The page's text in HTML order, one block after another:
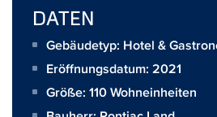
DATEN
Gebäudetyp: Hotel &
Eröffnungsdatum: 2021
Größe: 110 Wohneinheiten